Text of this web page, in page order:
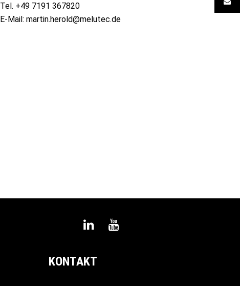
Tel. +49 7191 367820
E-Mail: martin.herold@melutec.de
Linkedin
KONTAKT